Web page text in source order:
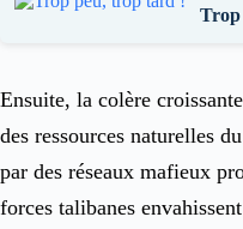
Ensuite, la colère
des ressources naturelles
par des réseaux mafieux
forces talibanes